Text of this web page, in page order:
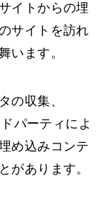
イトからの埋
サイトを訪れ
います。
の収集、
パーティによ
め込みコンテ
があります。